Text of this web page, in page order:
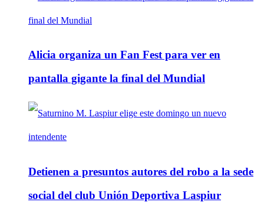
Alicia organiza un Fan Fest para ver en
pantalla gigante la final del Mundial
Detienen a presuntos autores del robo a la sede
social del club Unión Deportiva Laspiur